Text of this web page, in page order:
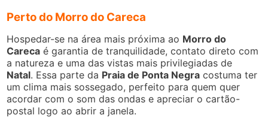
Perto do Morro do Careca
Hospedar-se na área mais próxima ao Morro do
Careca é garantia de tranquilidade, contato direto com
a natureza e uma das vistas mais privilegiadas de
Natal. Essa parte da Praia de Ponta Negra costuma ter
um clima mais sossegado, perfeito para quem quer
acordar com o som das ondas e apreciar o cartão-
postal logo ao abrir a janela.